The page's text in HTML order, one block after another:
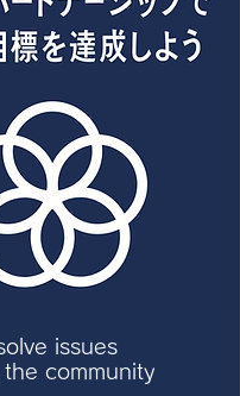
issues
community